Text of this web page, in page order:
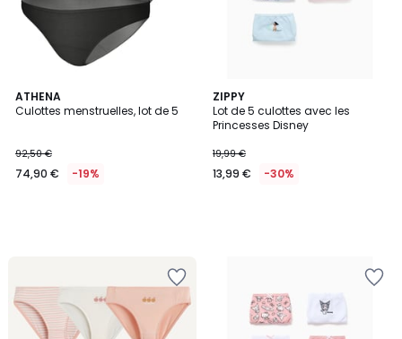
ATHENA
Culottes menstruelles, lot de 5
92,50 €
74,90 € -19%
ZIPPY
Lot de 5 culottes avec les
Princesses Disney
19,99 €
13,99 € -30%